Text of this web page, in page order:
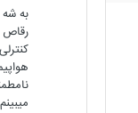
به
رقاص